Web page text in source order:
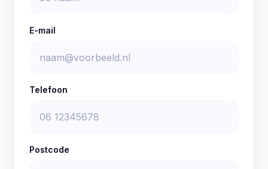
E-mail
Telefoon
Postcode